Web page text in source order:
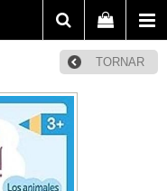
TORNAR